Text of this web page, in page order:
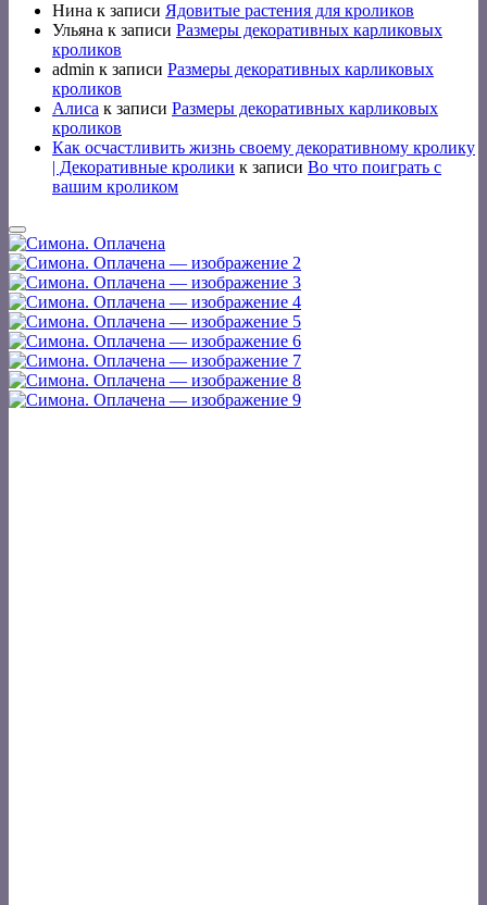
Нина к записи Ядовитые растения для кроликов
Ульяна к записи Размеры декоративных карликовых
кроликов
admin к записи Размеры декоративных карликовых
кроликов
Алиса к записи Размеры декоративных карликовых
кроликов
Как осчастливить жизнь своему декоративному кролику
| Декоративные кролики к записи Во что поиграть с
вашим кроликом